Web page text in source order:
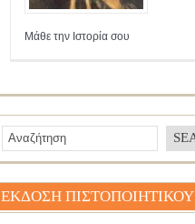
Μάθε την Ιστορία σου
ΕΚΔΟΣΗ ΠΙΣΤΟΠΟΙΗΤΙΚΟΥ